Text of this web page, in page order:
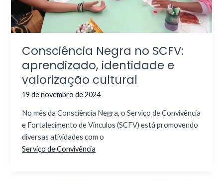
Consciência Negra no SCFV:
aprendizado, identidade e
valorização cultural
19 de novembro de 2024
No mês da Consciência Negra, o Serviço de Convivência
e Fortalecimento de Vínculos (SCFV) está promovendo
diversas atividades com o
Serviço de Convivência